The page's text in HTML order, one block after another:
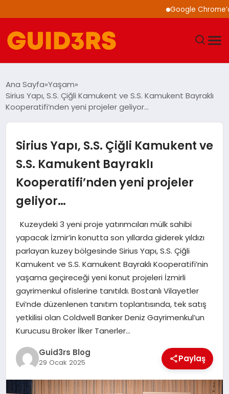
Google Chrome’a
YAŞAM
SAĞLIK
EKONOMI
MAGAZIN
EĞITIM
Ana Sayfa Yaşam
Sirius Yapı, S.S. Çiğli Kamukent ve S.S. Kamukent Bayraklı
Kooperatifi’nden yeni projeler geliyor…
Sirius Yapı, S.S. Çiğli Kamukent ve
S.S. Kamukent Bayraklı
Kooperatifi’nden yeni projeler
geliyor…
Kuzeydeki 3 yeni proje yatırımcıları mülk sahibi
yapacak İzmir’in konutta son yıllarda giderek yıldızı
parlayan kuzey bölgesinde Sirius Yapı, S.S. Çiğli
Kamukent ve S.S. Kamukent Bayraklı Kooperatifi’nin
yaşama geçireceği yeni konut projeleri İzmirli
gayrimenkul ofislerine tanıtıldı. Bostanlı Vilayetler
Evi’nde düzenlenen tanıtım toplantısında, tek satış
yetkilisi olan Coldwell Banker Deniz Gayrimenkul’un
Kurucusu Broker İlker Tanerler…
Guid3rs Blog
29 Ocak 2025 Paylaş